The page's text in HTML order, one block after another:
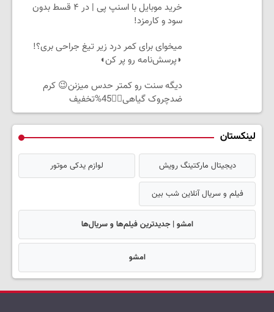
خرید موبایل با اسنپ پی | در ۴ قسط بدون
سود و کارمزد!
میخوای برای کمر درد زیر تیغ جراحی بری؟!
◗پرسش‌نامه رو پر کن◖
دیگه سنت رو کمتر حدس میزنن😉 کرم
ضدچروک گیاهی👈🏻45%تخفیف
لینکستان
دیجیتال مارکتینگ رویش لوازم یدکی موتور
فیلم و سریال آنلاین شب بین
امشو | جدیدترین فیلم‌ها و سریال‌ها
امشو